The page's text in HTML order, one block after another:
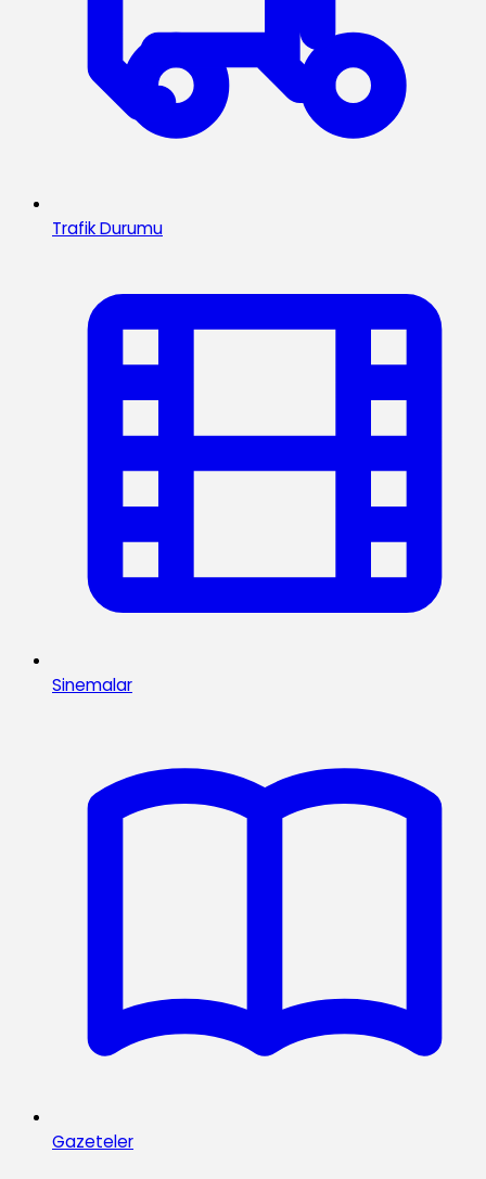
Trafik Durumu
Sinemalar
Gazeteler